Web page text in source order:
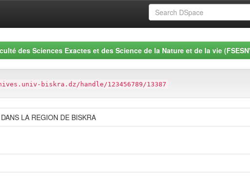
des Sciences Exactes et des Science de la Nature et de la vie
biskra.dz/handle/123456789/13387
LA REGION DE BISKRA